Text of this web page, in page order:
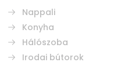
Nappali
Konyha
Hálószoba
Irodai bútorok